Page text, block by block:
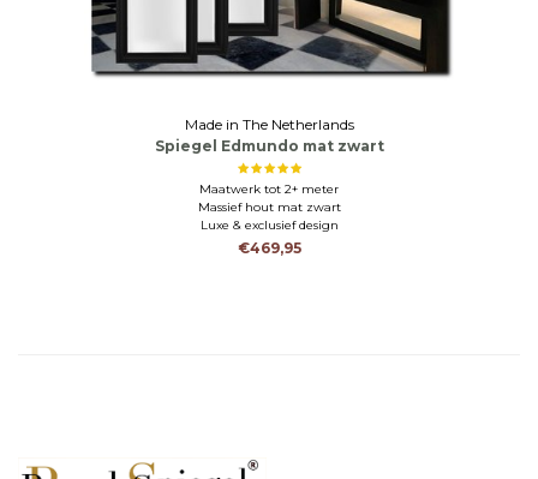
Made in The Netherlands
Spiegel Edmundo mat zwart
Maatwerk tot 2+ meter
Massief hout mat zwart
Luxe & exclusief design
€469,95